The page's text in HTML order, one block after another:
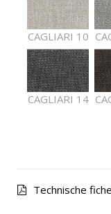
CAGLIARI 10
CAGLIARI 14
Technische